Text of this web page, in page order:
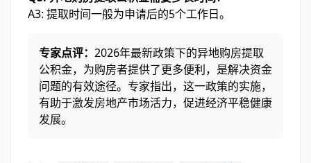
A3: 提取时间一般为申请后的5个工作日。
专家点评： 2026年最新政策下的异地购房提取
公积金，为购房者提供了更多便利，是解决资金
问题的有效途径。专家指出，这一政策的实施，
有助于激发房地产市场活力，促进经济平稳健康
发展。